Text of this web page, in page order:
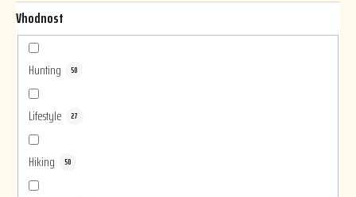
Vhodnost
Hunting 50
Lifestyle 27
Hiking 50